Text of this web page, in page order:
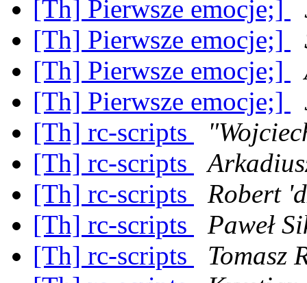
[Th] Pierwsze emocje;]
[Th] Pierwsze emocje;]
[Th] Pierwsze emocje;]
[Th] Pierwsze emocje;]
[Th] rc-scripts
[Th] rc-scripts
[Th] rc-scripts
Robert
[Th] rc-scripts
Paweł
[Th] rc-scripts
Tomasz